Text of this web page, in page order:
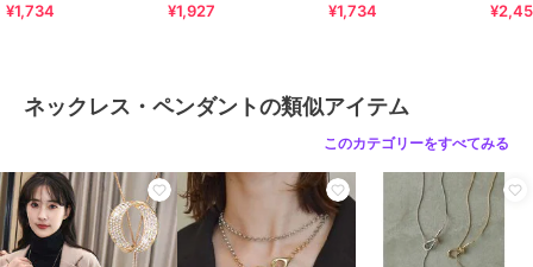
¥1,734 ¥1,927 ¥1,734
乾/イー
ネックレス・ペンダントの類似アイテム
このカテゴリーをすべてみる